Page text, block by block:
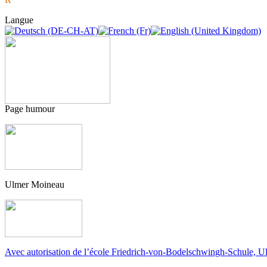
Langue
Page humour
Ulmer Moineau
Avec autorisation de l’école Friedrich-von-Bodelschwingh-Schule,